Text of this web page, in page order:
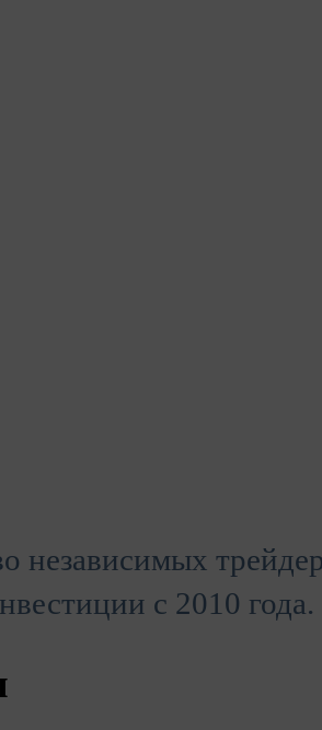
независимых
с 2010 года.